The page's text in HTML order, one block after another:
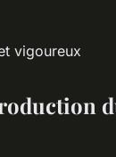
vigoureux